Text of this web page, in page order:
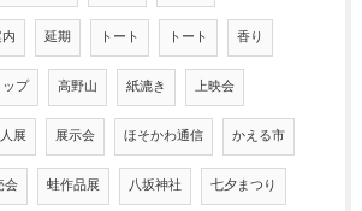
延期 トート トート 香り
プ 高野山 紙漉き 上映会
展 展示会 ほそかわ通信 かえる市
会 蛙作品展 八坂神社 七夕まつり